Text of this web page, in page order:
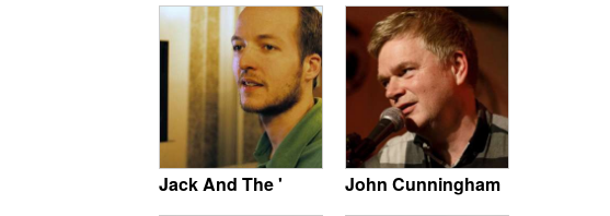
Jack And The ' John Cunningham